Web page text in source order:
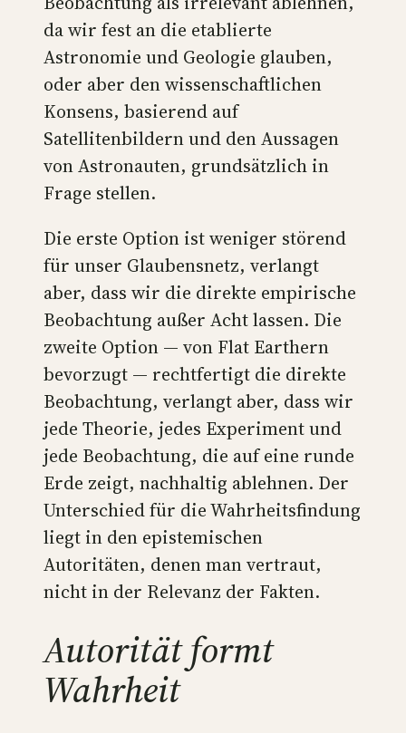
da wir fest an die etablierte
Astronomie und Geologie glauben,
oder aber den wissenschaftlichen
Konsens, basierend auf
Satellitenbildern und den Aussagen
von Astronauten, grundsätzlich in
Frage stellen.
Die erste Option ist weniger störend
für unser Glaubensnetz, verlangt
aber, dass wir die direkte empirische
Beobachtung außer Acht lassen. Die
zweite Option — von Flat Earthern
bevorzugt — rechtfertigt die direkte
Beobachtung, verlangt aber, dass wir
jede Theorie, jedes Experiment und
jede Beobachtung, die auf eine runde
Erde zeigt, nachhaltig ablehnen. Der
Unterschied für die Wahrheitsfindung
liegt in den epistemischen
Autoritäten, denen man vertraut,
nicht in der Relevanz der Fakten.
Autorität formt
Wahrheit